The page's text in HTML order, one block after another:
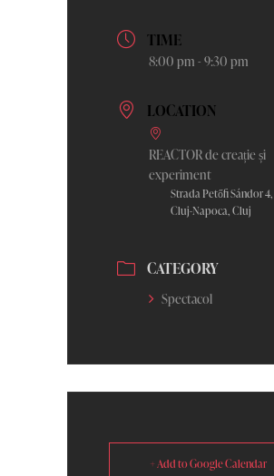
TIME
8:00 pm - 9:30 pm
LOCATION
REACTOR de creație și
experiment
Strada Petőfi Sándor 4,
Cluj-Napoca, Cluj
CATEGORY
Spectacol
+ Add to Google Calendar